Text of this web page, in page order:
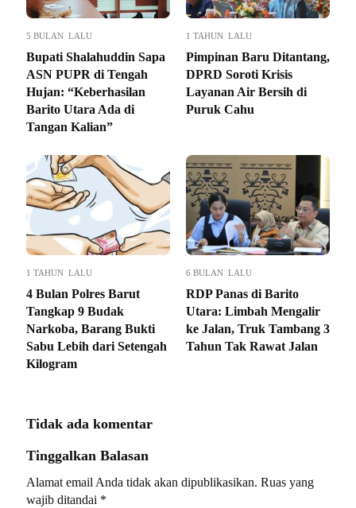
5 BULAN LALU
Bupati Shalahuddin Sapa
ASN PUPR di Tengah
Hujan: “Keberhasilan
Barito Utara Ada di
Tangan Kalian”
1 TAHUN LALU
Pimpinan Baru Ditantang,
DPRD Soroti Krisis
Layanan Air Bersih di
Puruk Cahu
1 TAHUN LALU
4 Bulan Polres Barut
Tangkap 9 Budak
Narkoba, Barang Bukti
Sabu Lebih dari Setengah
Kilogram
6 BULAN LALU
RDP Panas di Barito
Utara: Limbah Mengalir
ke Jalan, Truk Tambang 3
Tahun Tak Rawat Jalan
Tidak ada komentar
Tinggalkan Balasan
Alamat email Anda tidak akan dipublikasikan. Ruas yang
wajib ditandai *